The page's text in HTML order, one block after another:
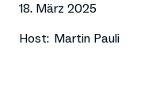
18. März 2025
Host: Martin Pauli